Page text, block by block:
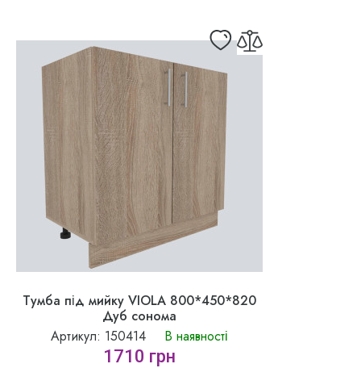
Тумба під мийку VIOLA 800*450*820
Дуб сонома
Артикул: 150414
В наявності
1710 грн